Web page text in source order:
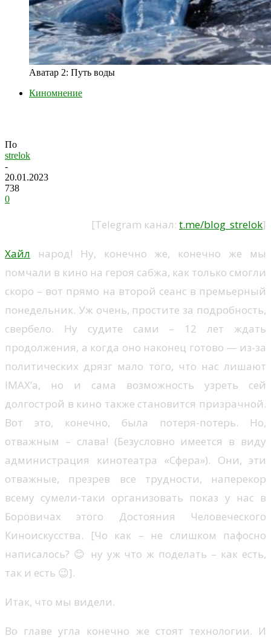
Аватар 2: Путь воды
Киномнение
По
strelok
-
20.01.2023
738
0
[Telegram канал: t.me/blog_strelok]
Хайл народ! Ну, конечно же, конечно же мы
помчали в кино на героя сабжа, как только смогли
скоро – вот прямо на второй сеанс в премьерный
понедельник. Уж очень, простите за подробность,
свербело. Ну судите сами – 12 лет ждать
продолжения, а когда оно наконец готово — из-за
политических дрязг мало того, что нас лишают
IMAX’a, но и сама возможность узреть сей
долгострой в кино также становится призрачной.
Вот это, конечно, была потеря-потерь. Но,
отважным – слава! (Безусловно имеется в виду
администрация кинотеатра «Сфера»). Они, эти
отважные, презрев все трудности, наперекор
всему сумели-таки организовать показ у нас в
Боровичах этого Достояния Человеческого
Киноискусства. [Чо как – не слишком пафосно
написалось? 😊 ну уж что ж поделать – как есть,
так и есть 😉].
Итак, что мы видели.
Во главе угла конечно же стоят технологии. И